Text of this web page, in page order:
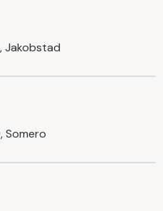
Jakobstad
Somero